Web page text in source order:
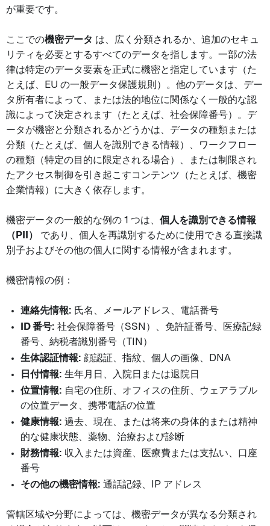
が重要です。
ここでの機密データ は、広く分類されるか、追加のセキュ
リティを必要とするすべてのデータを指します。一部の法
律は特定のデータ要素を正式に機密と指定しています（た
とえば、EU の一般データ保護規則）。他のデータは、デー
タ所有者によって、または法的地位に関係なく一般的な認
識によって決定されます（たとえば、社会保障番号）。デ
ータが機密と分類されるかどうかは、データの種類または
分類（たとえば、個人を識別できる情報）、ワークフロー
の種類（特定の目的に限定される場合）、または制限され
たアクセス制御を引き起こすコンテンツ（たとえば、機密
企業情報）に大きく依存します。
機密データの一般的な例の 1 つは、 個人を識別できる情報
（PII）
であり、個人を再識別するために使用できる直接識
別子およびその他の個人に関する情報が含まれます。
機密情報の例：
連絡先情報: 氏名、メールアドレス、電話番号
ID 番号: 社会保障番号（SSN）、免許証番号、医療記録
番号、納税者識別番号（TIN）
生体認証情報: 顔認証、指紋、個人の画像、DNA
日付情報: 生年月日、入院日または退院日
位置情報: 自宅の住所、オフィスの住所、ウェアラブル
の位置データ、携帯電話の位置
健康情報: 過去、現在、または将来の身体的または精神
的な健康状態、薬物、治療および診断
財務情報: 収入または資産、医療費または支払い、口座
番号
その他の機密情報: 通話記録、IP アドレス
管轄区域や分野によっては、機密データが異なる分類され